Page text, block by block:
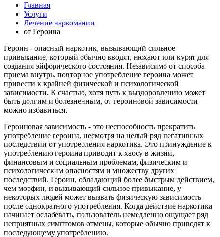
Главная
Услуги
Лечение наркомании
от Героина
Героин - опасный наркотик, вызывающий сильное
привыкание, который обычно вводят, нюхают или курят для
создания эйфорического состояния. Независимо от способа
приема внутрь, повторное употребление героина может
привести к крайней физической и психологической
зависимости. К счастью, хотя путь к выздоровлению может
быть долгим и болезненным, от героиновой зависимости
можно избавиться.
Героиновая зависимость - это неспособность прекратить
употребление героина, несмотря на целый ряд негативных
последствий от употребления наркотика. Это принуждение к
употреблению героина приводит к хаосу в жизни,
финансовым и социальным проблемам, физическим и
психологическим опасностям и множеству других
последствий. Героин, обладающий более быстрым действием,
чем морфин, и вызывающий сильное привыкание, у
некоторых людей может вызвать физическую зависимость
после однократного употребления. Когда действие наркотика
начинает ослабевать, пользователь немедленно ощущает ряд
неприятных симптомов отмены, которые обычно приводят к
последующему употреблению.